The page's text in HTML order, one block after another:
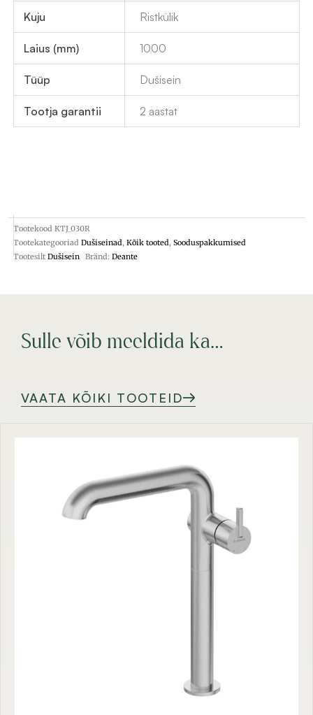
Kuju Ristkülik
Laius (mm) 1000
Tüüp Dušisein
Tootja garantii 2 aastat
Tootekood KTJ_030R
Tootekategooriad Dušiseinad, Kõik tooted, Sooduspakkumised
Tootesilt Dušisein Bränd: Deante
Sulle võib meeldida ka…
VAATA KÕIKI TOOTEID